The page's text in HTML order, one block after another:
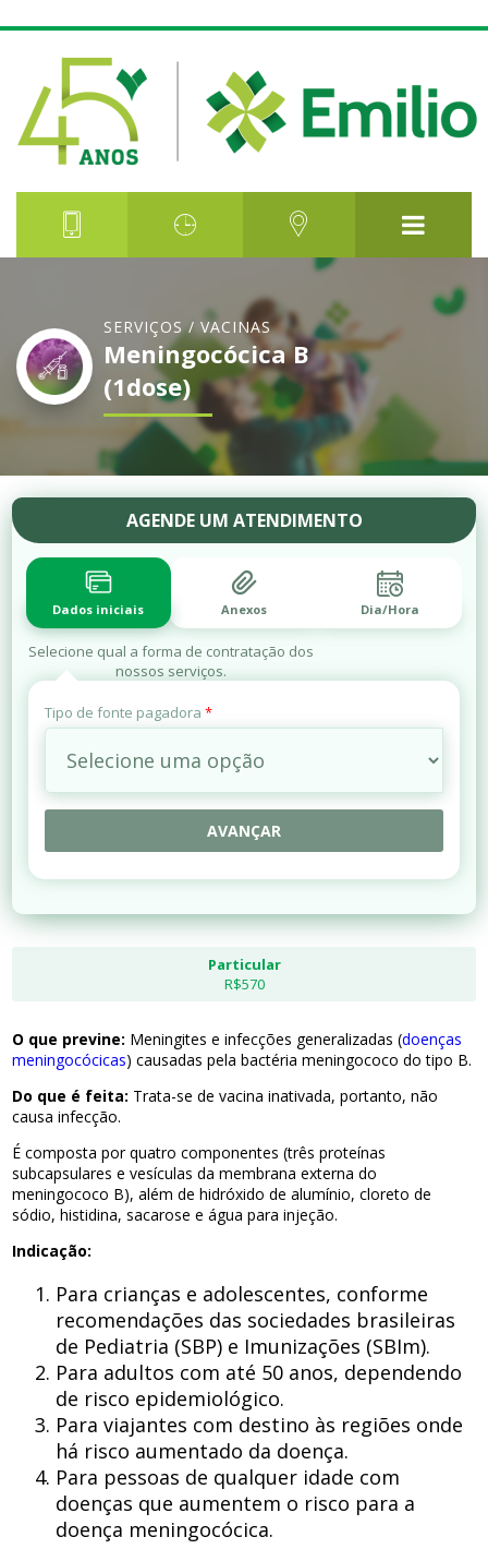
SERVIÇOS / VACINAS
Meningocócica B
(1dose)
Particular
R$570
O que previne: Meningites e infecções generalizadas (doenças
meningocócicas) causadas pela bactéria meningococo do tipo B.
Do que é feita: Trata-se de vacina inativada, portanto, não
causa infecção.
É composta por quatro componentes (três proteínas
subcapsulares e vesículas da membrana externa do
meningococo B), além de hidróxido de alumínio, cloreto de
sódio, histidina, sacarose e água para injeção.
Indicação:
Para crianças e adolescentes, conforme
recomendações das sociedades brasileiras
de Pediatria (SBP) e Imunizações (SBIm).
Para adultos com até 50 anos, dependendo
de risco epidemiológico.
Para viajantes com destino às regiões onde
há risco aumentado da doença.
Para pessoas de qualquer idade com
doenças que aumentem o risco para a
doença meningocócica.
AGENDE UM ATENDIMENTO
Dados iniciais Anexos Dia/Hora
Selecione qual a forma de contratação dos
nossos serviços.
Tipo de fonte pagadora *
AVANÇAR